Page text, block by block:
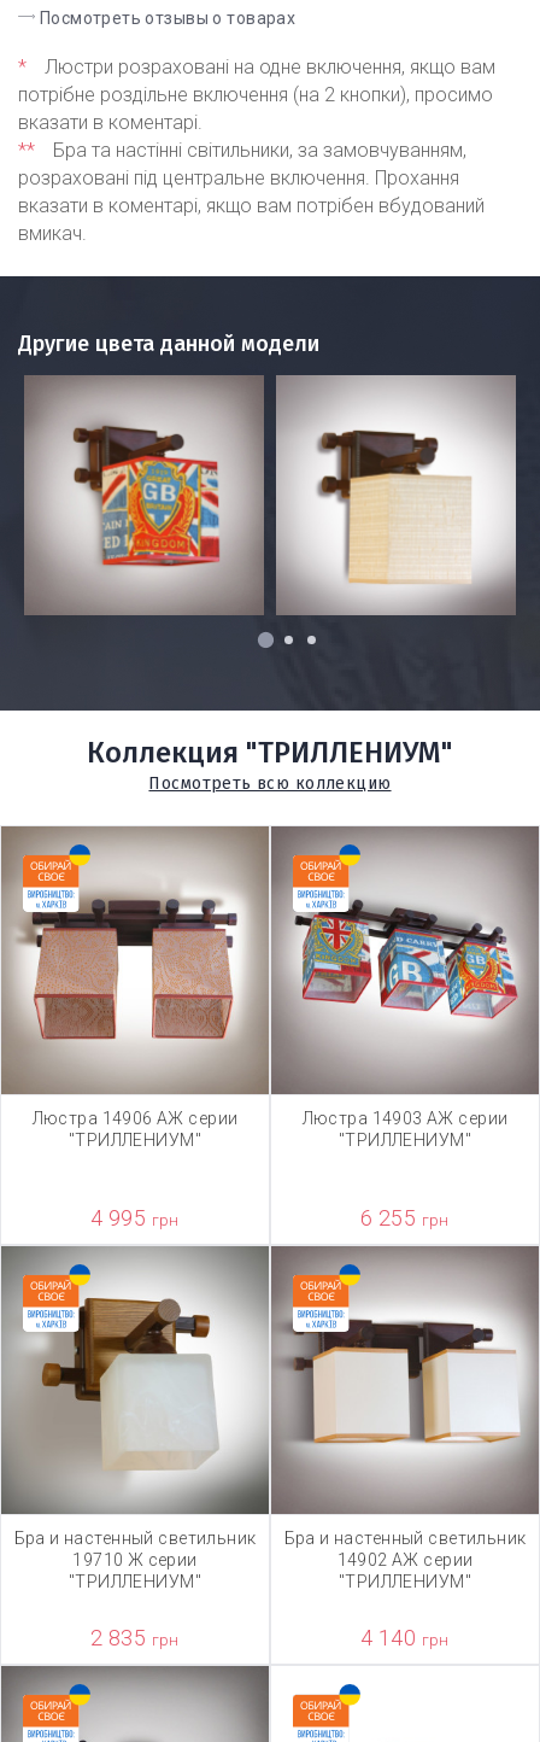
Посмотреть отзывы о товарах
*
Люстри розраховані на одне включення, якщо вам
потрібне роздільне включення (на 2 кнопки), просимо
вказати в коментарі.
**
Бра та настінні світильники, за замовчуванням,
розраховані під центральне включення. Прохання
вказати в коментарі, якщо вам потрібен вбудований
вмикач.
Другие цвета данной модели
1 2 3
Коллекция "ТРИЛЛЕНИУМ"
Посмотреть всю коллекцию
Люстра 14906 АЖ серии
"ТРИЛЛЕНИУМ"
4 995 грн
Люстра 14903 АЖ серии
"ТРИЛЛЕНИУМ"
6 255 грн
Бра и настенный светильник
19710 Ж серии
"ТРИЛЛЕНИУМ"
2 835 грн
Бра и настенный светильник
14902 АЖ серии
"ТРИЛЛЕНИУМ"
4 140 грн